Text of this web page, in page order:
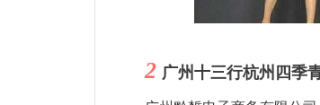
2 广州十三行杭州四季